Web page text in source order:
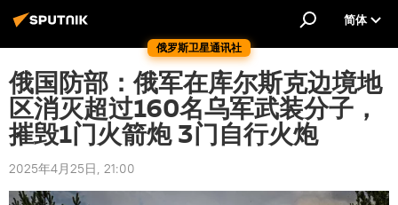
俄罗斯卫星通讯社
简体
俄国防部：俄军在库尔斯克边境地
区消灭超过160名乌军武装分子，
摧毁1门火箭炮 3门自行火炮
2025年4月25日, 21:00